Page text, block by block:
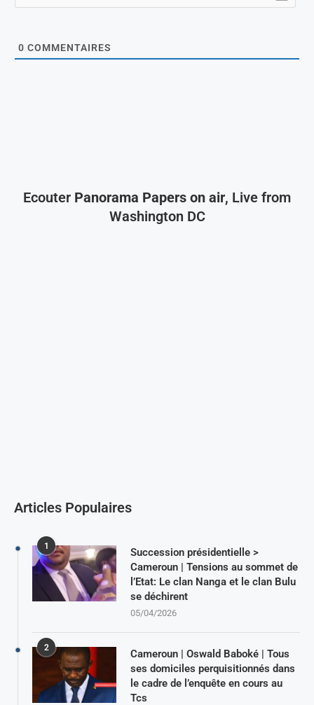
0 COMMENTAIRES
Ecouter Panorama Papers on air, Live from
Washington DC
Articles Populaires
1
Succession présidentielle >
Cameroun | Tensions au sommet de
l’Etat: Le clan Nanga et le clan Bulu
se déchirent
05/04/2026
2
Cameroun | Oswald Baboké | Tous
ses domiciles perquisitionnés dans
le cadre de l’enquête en cours au
Tcs